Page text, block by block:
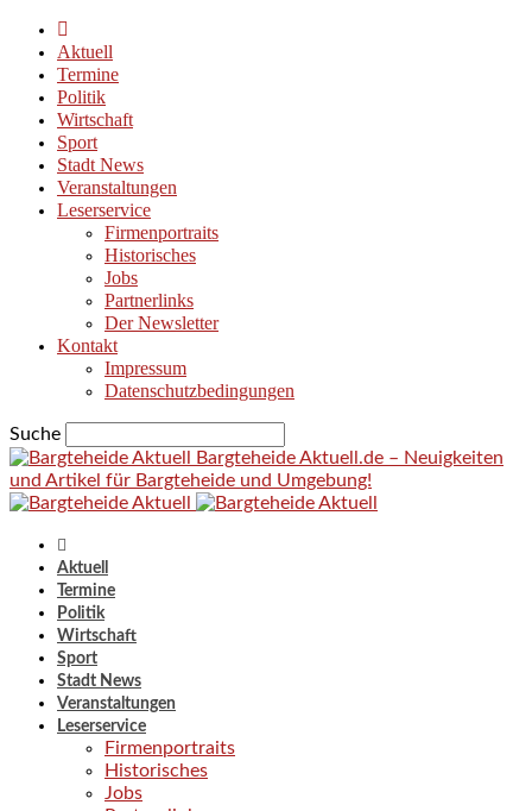
Aktuell
Termine
Politik
Wirtschaft
Sport
Stadt News
Veranstaltungen
Leserservice
Firmenportraits
Historisches
Jobs
Partnerlinks
Der Newsletter
Kontakt
Impressum
Datenschutzbedingungen
Suche
Bargteheide Aktuell.de – Neuigkeiten
und Artikel für Bargteheide und Umgebung!
Aktuell
Termine
Politik
Wirtschaft
Sport
Stadt News
Veranstaltungen
Leserservice
Firmenportraits
Historisches
Jobs